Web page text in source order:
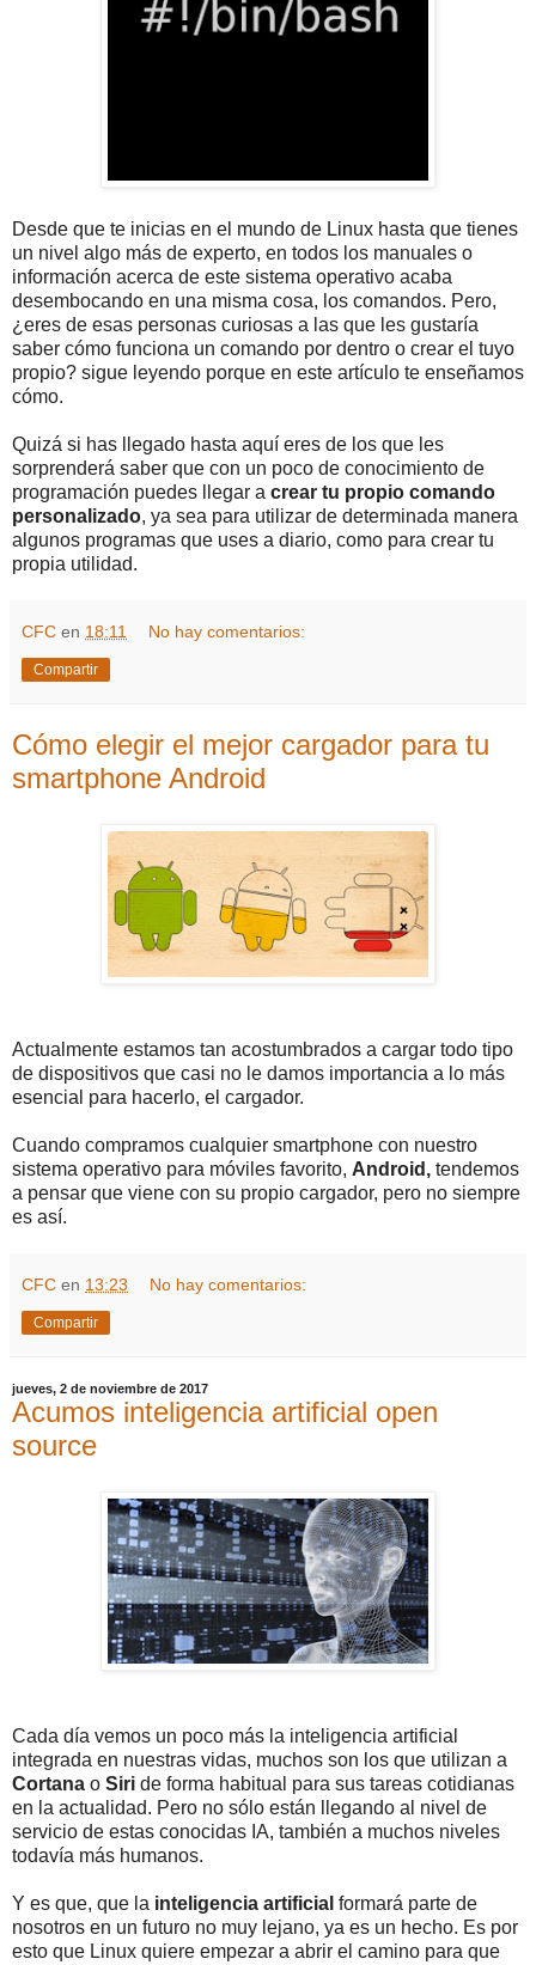
Desde que te inicias en el mundo de Linux hasta que tienes
un nivel algo más de experto, en todos los manuales o
información acerca de este sistema operativo acaba
desembocando en una misma cosa, los comandos. Pero,
¿eres de esas personas curiosas a las que les gustaría
saber cómo funciona un comando por dentro o crear el tuyo
propio? sigue leyendo porque en este artículo te enseñamos
cómo.
Quizá si has llegado hasta aquí eres de los que les
sorprenderá saber que con un poco de conocimiento de
programación puedes llegar a crear tu propio comando
personalizado, ya sea para utilizar de determinada manera
algunos programas que uses a diario, como para crear tu
propia utilidad.
CFC en 18:11 No hay comentarios:
Compartir
Cómo elegir el mejor cargador para tu
smartphone Android
Actualmente estamos tan acostumbrados a cargar todo tipo
de dispositivos que casi no le damos importancia a lo más
esencial para hacerlo, el cargador.
Cuando compramos cualquier smartphone con nuestro
sistema operativo para móviles favorito, Android, tendemos
a pensar que viene con su propio cargador, pero no siempre
es así.
CFC en 13:23 No hay comentarios:
Compartir
jueves, 2 de noviembre de 2017
Acumos inteligencia artificial open
source
Cada día vemos un poco más la inteligencia artificial
integrada en nuestras vidas, muchos son los que utilizan a
Cortana o Siri de forma habitual para sus tareas cotidianas
en la actualidad. Pero no sólo están llegando al nivel de
servicio de estas conocidas IA, también a muchos niveles
todavía más humanos.
Y es que, que la inteligencia artificial formará parte de
nosotros en un futuro no muy lejano, ya es un hecho. Es por
esto que Linux quiere empezar a abrir el camino para que